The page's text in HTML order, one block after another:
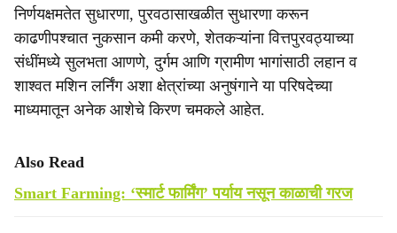
निर्णयक्षमतेत सुधारणा, पुरवठासाखळीत सुधारणा करून
काढणीपश्चात नुकसान कमी करणे, शेतकऱ्यांना वित्तपुरवठ्याच्या
संधींमध्ये सुलभता आणणे, दुर्गम आणि ग्रामीण भागांसाठी लहान व
शाश्वत मशिन लर्निंग अशा क्षेत्रांच्या अनुषंगाने या परिषदेच्या
माध्यमातून अनेक आशेचे किरण चमकले आहेत.
Also Read
Smart Farming: ‘स्मार्ट फार्मिंग’ पर्याय नसून काळाची गरज